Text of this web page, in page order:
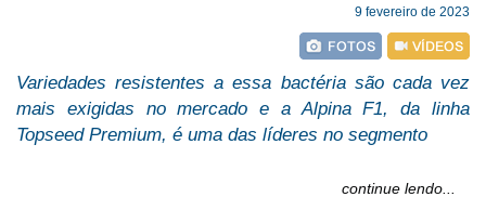
9 fevereiro de 2023
Variedades resistentes a essa bactéria são cada vez
mais exigidas no mercado e a Alpina F1, da linha
Topseed Premium, é uma das líderes no segmento
continue lendo...